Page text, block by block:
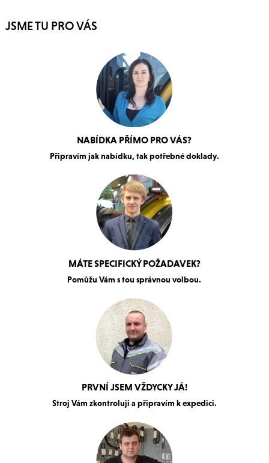
JSME TU PRO VÁS
NABÍDKA PŘÍMO PRO VÁS?
Připravím jak nabídku, tak potřebné doklady.
MÁTE SPECIFICKÝ POŽADAVEK?
Pomůžu Vám s tou správnou volbou.
PRVNÍ JSEM VŽDYCKY JÁ!
Stroj Vám zkontroluji a připravím k expedici.